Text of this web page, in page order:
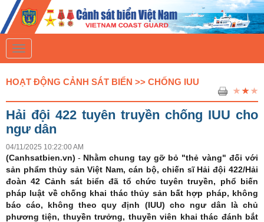
T
o
g
l
a
i
g
t
i
o
n
HOẠT ĐỘNG CẢNH SÁT BIỂN >> CHỐNG IUU
Hải đội 422 tuyên truyền chống IUU cho
ngư dân
04/11/2025 10:22:00 AM
(Canhsatbien.vn) - Nhằm chung tay gỡ bỏ "thẻ vàng" đối với
sản phẩm thủy sản Việt Nam, cán bộ, chiến sĩ Hải đội 422/Hải
đoàn 42 Cảnh sát biển đã tổ chức tuyên truyền, phổ biến
pháp luật về chống khai thác thủy sản bất hợp pháp, không
báo cáo, không theo quy định (IUU) cho ngư dân là chủ
phương tiện, thuyền trưởng, thuyền viên khai thác đánh bắt